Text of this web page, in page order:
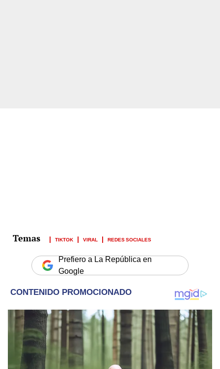
TIKTOK VIRAL REDES SOCIALES
Prefiero a La República en
Google